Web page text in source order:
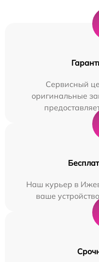
Сервисный
оригинальные
Наш курьер в
ваше